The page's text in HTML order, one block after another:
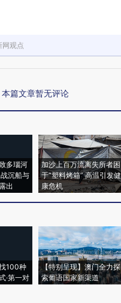
网观点
本篇文章暂无评论
多瑙河
沉船与
出
加沙上百万流离失所者困
于“塑料烤箱” 高温引发健
康危机
100种
·第一对
【特别呈现】澳门全力探
索葡语国家新渠道